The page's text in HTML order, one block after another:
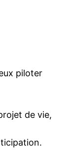
piloter
de vie,